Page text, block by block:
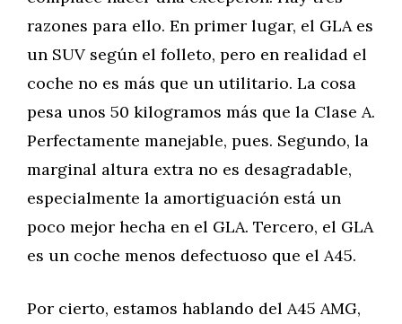
razones para ello. En primer lugar, el GLA es
un SUV según el folleto, pero en realidad el
coche no es más que un utilitario. La cosa
pesa unos 50 kilogramos más que la Clase A.
Perfectamente manejable, pues. Segundo, la
marginal altura extra no es desagradable,
especialmente la amortiguación está un
poco mejor hecha en el GLA. Tercero, el GLA
es un coche menos defectuoso que el A45.
Por cierto, estamos hablando del A45 AMG,